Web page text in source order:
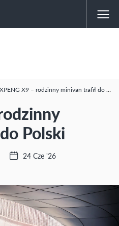
XPENG X9 – rodzinny minivan trafił do Polski
Polski
24 Cze '26